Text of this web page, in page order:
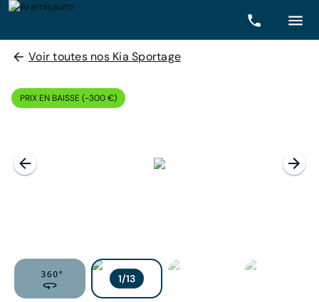
Voir toutes nos Kia Sportage
PRIX EN BAISSE (-300 €)